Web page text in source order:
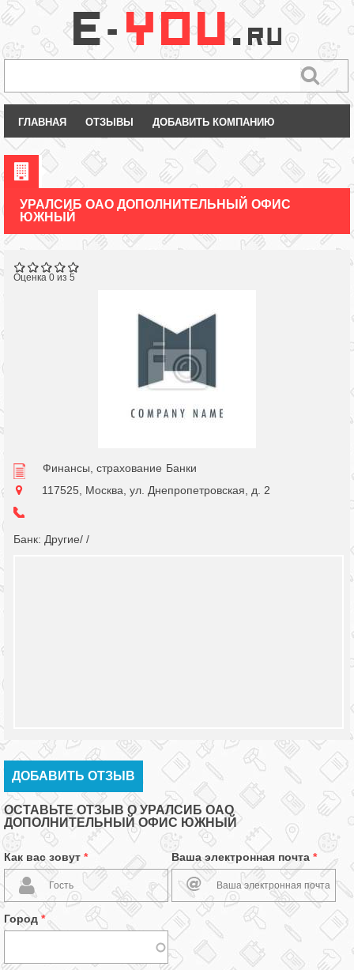
ГЛАВНАЯ ОТЗЫВЫ ДОБАВИТЬ КОМПАНИЮ
УРАЛСИБ ОАО ДОПОЛНИТЕЛЬНЫЙ ОФИС
ЮЖНЫЙ
Оценка 0 из 5
Финансы, страхование Банки
117525, Москва, ул. Днепропетровская, д. 2
Банк: Другие/ /
ДОБАВИТЬ ОТЗЫВ
ОСТАВЬТЕ ОТЗЫВ О УРАЛСИБ ОАО
ДОПОЛНИТЕЛЬНЫЙ ОФИС ЮЖНЫЙ
Как вас зовут * Ваша электронная почта *
Город *